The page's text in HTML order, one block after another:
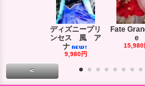
ディズニープリ
ンセス 風 ア
ナ
9,980円
Fate
e
15,980
<